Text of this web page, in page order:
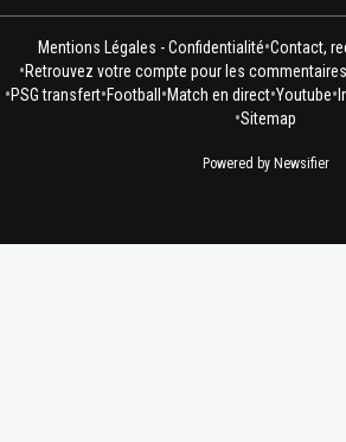
Mentions Légales - Confidentialité•Contact,
•Retrouvez votre compte pour les
•PSG transfert•Football •Match en direct•Youtube•
•Sitemap
Powered by Newsifier